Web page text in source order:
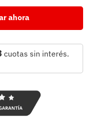
ahora
cuotas sin interés.